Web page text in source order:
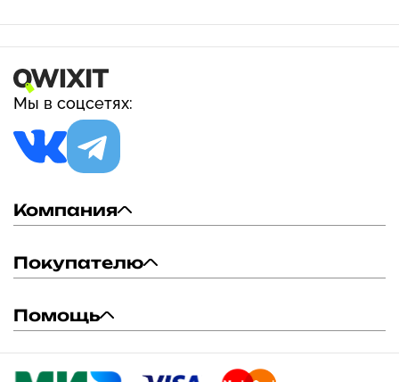
Мы в соцсетях:
Компания
Покупателю
Помощь